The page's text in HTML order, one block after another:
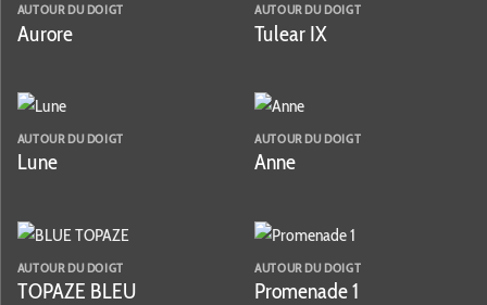
AUTOUR DU DOIGT
Aurore
AUTOUR DU DOIGT
Tulear IX
AUTOUR DU DOIGT
Lune
AUTOUR DU DOIGT
Anne
AUTOUR DU DOIGT
TOPAZE BLEU
AUTOUR DU DOIGT
Promenade 1